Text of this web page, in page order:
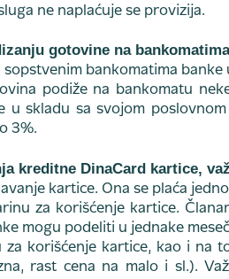
ne naplaćuje se provizija.
gotovine na
sopstvenim bankomatima
podiže na bankomatu
u skladu sa svojom
3%.
kreditne DinaCard kartice,
kartice. Ona se plaća
za korišćenje kartice.
mogu podeliti u jednake
za korišćenje kartice, kao i na
rast cena na malo i sl.).